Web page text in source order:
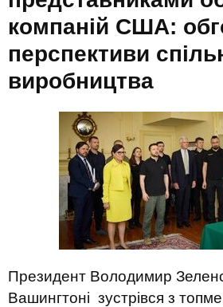
компаній США:
перспективи
виробництва
Президент Володимир
Вашингтоні зустрівся з